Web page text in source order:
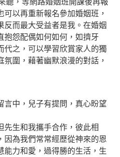
以再重新報名參加婚姻班，
反而最大受益者是我。在婚姻
抱怨配偶如何如何，如擠牙
代之，可以學習欣賞家人的獨
圍，藉著幽默浪漫的對話，
言中，兒子有提問，真心盼望
先生和我攜手合作，彼此相
因為我們常常經歷從神來的恩
能力和愛，過得勝的生活，生